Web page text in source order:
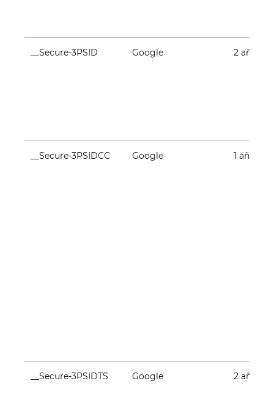
__Secure-3PSID Google 2 años
__Secure-3PSIDCC Google 1 año
__Secure-3PSIDTS Google 2 años